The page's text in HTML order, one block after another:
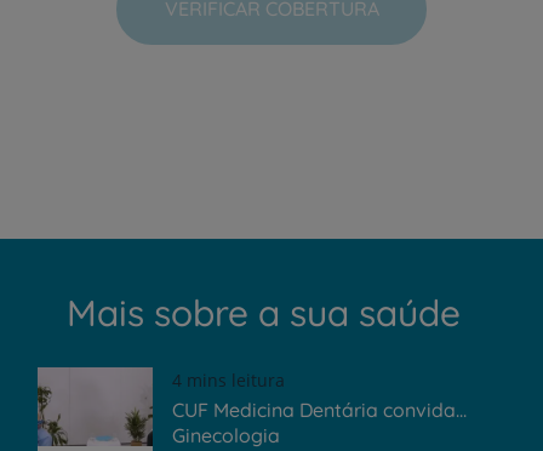
VERIFICAR COBERTURA
Mais sobre a sua saúde
4 mins leitura
CUF Medicina Dentária convida...
Ginecologia